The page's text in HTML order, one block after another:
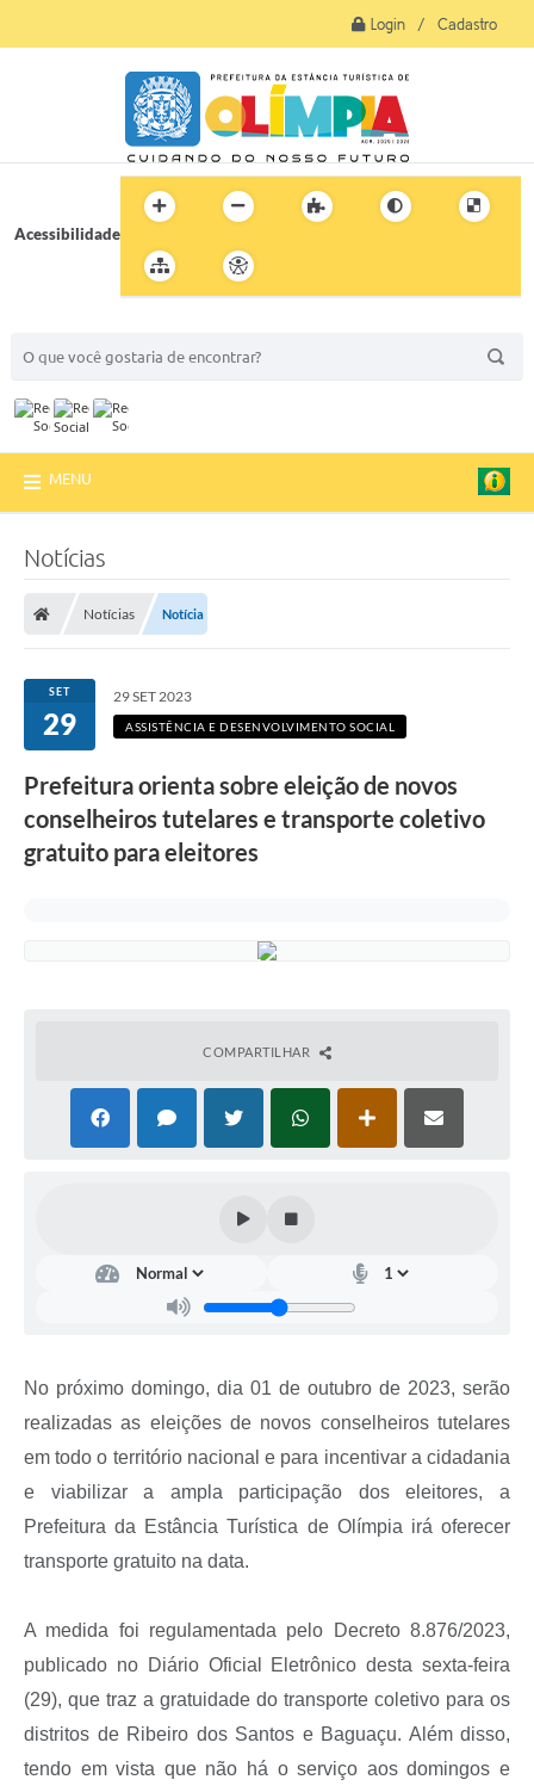
Login / Cadastro
Acessibilidade
MENU
Notícias
Notícias Notícia
SET
29
29 SET 2023
ASSISTÊNCIA E DESENVOLVIMENTO SOCIAL
Prefeitura orienta sobre eleição de novos
conselheiros tutelares e transporte coletivo
gratuito para eleitores
COMPARTILHAR
No próximo domingo, dia 01 de outubro de 2023, serão
realizadas as eleições de novos conselheiros tutelares
em todo o território nacional e para incentivar a cidadania
e viabilizar a ampla participação dos eleitores, a
Prefeitura da Estância Turística de Olímpia irá oferecer
transporte gratuito na data.
A medida foi regulamentada pelo Decreto 8.876/2023,
publicado no Diário Oficial Eletrônico desta sexta-feira
(29), que traz a gratuidade do transporte coletivo para os
distritos de Ribeiro dos Santos e Baguaçu. Além disso,
tendo em vista que não há o serviço aos domingos e